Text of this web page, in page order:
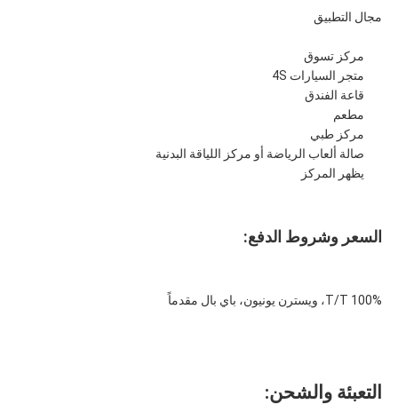
مجال التطبيق
مركز تسوق
متجر السيارات 4S
قاعة الفندق
مطعم
مركز طبي
صالة ألعاب الرياضة أو مركز اللياقة البدنية
يظهر المركز
السعر وشروط الدفع:
100% T/T، ويسترن يونيون، باي بال مقدماً
التعبئة والشحن: